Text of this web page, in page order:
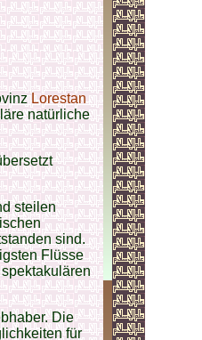
Lorestan
natürliche
steilen
sind.
Flüsse
Die
für